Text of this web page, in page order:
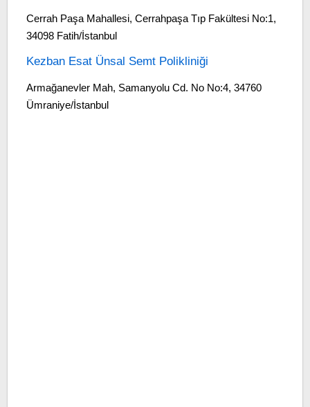
Cerrah Paşa Mahallesi, Cerrahpaşa Tıp Fakültesi No:1,
34098 Fatih/İstanbul
Kezban Esat Ünsal Semt Polikliniği
Armağanevler Mah, Samanyolu Cd. No No:4, 34760
Ümraniye/İstanbul